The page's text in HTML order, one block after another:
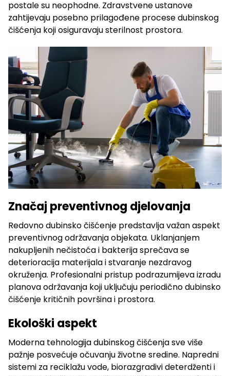
postale su neophodne. Zdravstvene ustanove
zahtijevaju posebno prilagođene procese dubinskog
čišćenja koji osiguravaju sterilnost prostora.
Značaj preventivnog djelovanja
Redovno dubinsko čišćenje predstavlja važan aspekt
preventivnog održavanja objekata. Uklanjanjem
nakupljenih nečistoća i bakterija sprečava se
deterioracija materijala i stvaranje nezdravog
okruženja. Profesionalni pristup podrazumijeva izradu
planova održavanja koji uključuju periodično dubinsko
čišćenje kritičnih površina i prostora.
Ekološki aspekt
Moderna tehnologija dubinskog čišćenja sve više
pažnje posvećuje očuvanju životne sredine. Napredni
sistemi za reciklažu vode, biorazgradivi deterdženti i